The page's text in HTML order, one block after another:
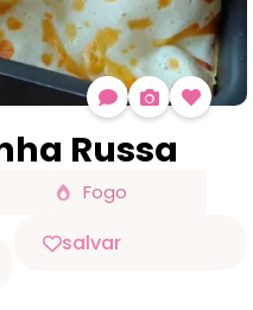
Russa
Fogo
salvar